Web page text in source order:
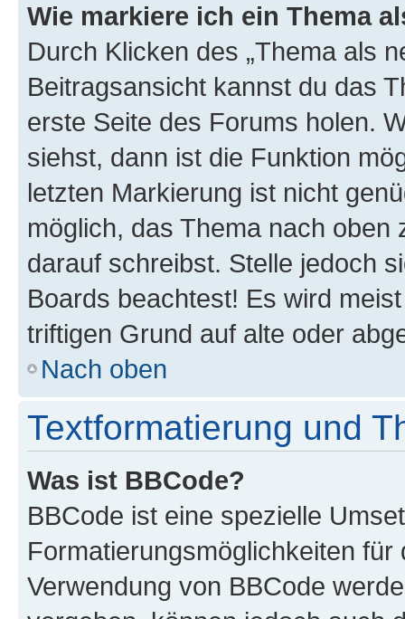
Wie markiere ich ein Thema
Durch Klicken des „Thema als
Beitragsansicht kannst du das
erste Seite des Forums holen.
siehst, dann ist die Funktion
letzten Markierung ist nicht
möglich, das Thema nach oben
darauf schreibst. Stelle jedoch
Boards beachtest! Es wird
triftigen Grund auf alte oder
Nach oben
Textformatierung und
Was ist BBCode?
BBCode ist eine spezielle
Formatierungsmöglichkeiten
Verwendung von BBCode